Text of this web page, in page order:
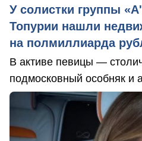
У солистки группы
Топурии нашли
на полмиллиарда
В активе певицы —
подмосковный особняк и